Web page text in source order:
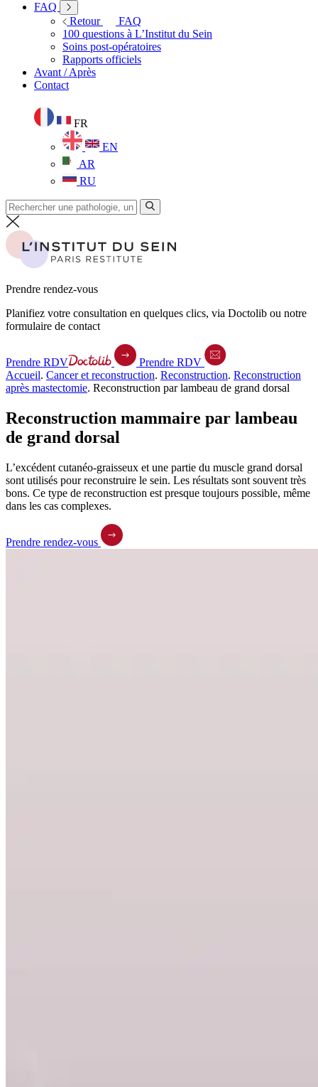
FAQ
Retour
FAQ
100 questions à L’Institut du Sein
Soins post-opératoires
Rapports officiels
Avant / Après
Contact
FR
EN
AR
RU
Prendre rendez-vous
Planifiez votre consultation en quelques clics, via Doctolib ou notre
formulaire de contact
Prendre RDV
Prendre RDV
Accueil. Cancer et reconstruction. Reconstruction. Reconstruction
après mastectomie. Reconstruction par lambeau de grand dorsal
Reconstruction mammaire par lambeau
de grand dorsal
L’excédent cutanéo-graisseux et une partie du muscle grand dorsal
sont utilisés pour reconstruire le sein. Les résultats sont souvent très
bons. Ce type de reconstruction est presque toujours possible, même
dans les cas complexes.
Prendre rendez-vous